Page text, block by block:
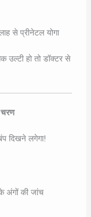
से प्रीनेटल योगा
उल्टी हो तो डॉक्टर से
चरण
दिखने लगेगा!
अंगों की जांच